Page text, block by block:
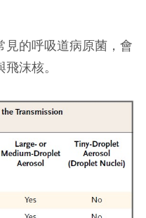
見的呼吸道病原菌，會
沫核。